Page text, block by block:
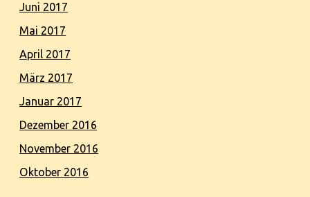
Juni 2017
Mai 2017
April 2017
März 2017
Januar 2017
Dezember 2016
November 2016
Oktober 2016